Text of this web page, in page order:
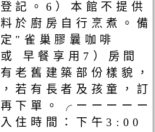
記。6）本館不提供
於廚房自行烹煮。備
"雀巢膠曩咖啡
早餐享用7）房間
老舊建築部份樣貌，
若有長者及孩童，訂
下單。╭ーーーーー
住時間：下午3:00